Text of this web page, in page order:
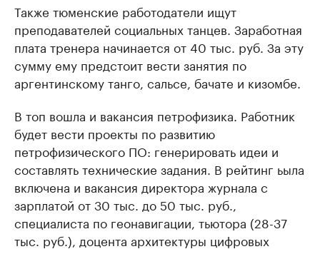
Также тюменские работодатели ищут
преподавателей социальных танцев. Заработная
плата тренера начинается от 40 тыс. руб. За эту
сумму ему предстоит вести занятия по
аргентинскому танго, сальсе, бачате и кизомбе.
В топ вошла и вакансия петрофизика. Работник
будет вести проекты по развитию
петрофизического ПО: генерировать идеи и
составлять технические задания. В рейтинг ьыла
включена и вакансия директора журнала с
зарплатой от 30 тыс. до 50 тыс. руб.,
специалиста по геонавигации, тьютора (28-37
тыс. руб.), доцента архитектуры цифровых